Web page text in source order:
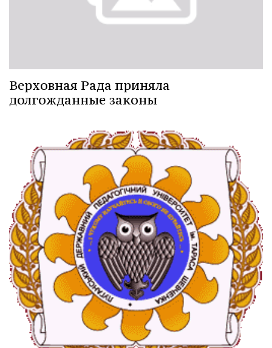
Верховная Рада приняла
долгожданные законы